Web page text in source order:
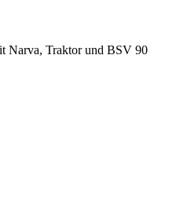
Narva, Traktor und BSV 90